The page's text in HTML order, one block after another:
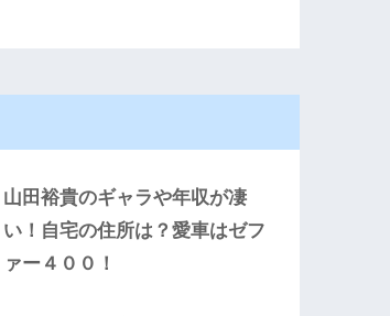
山田裕貴のギャラや年収が凄
い！自宅の住所は？愛車はゼフ
ァー４００！